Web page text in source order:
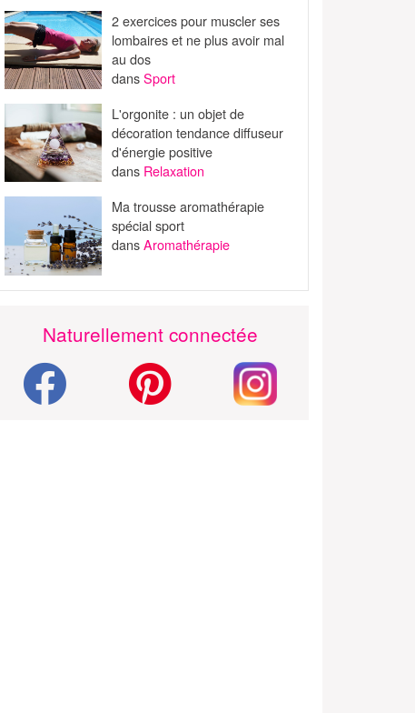
2 exercices pour muscler ses
lombaires et ne plus avoir mal
au dos
dansSport
L'orgonite : un objet de
décoration tendance diffuseur
d'énergie positive
dans Relaxation
Ma trousse aromathérapie
spécial sport
dansAromathérapie
Naturellement connectée